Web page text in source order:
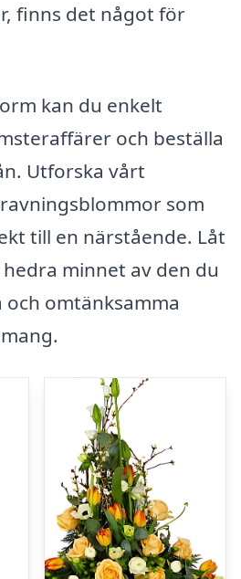
finns det något för
kan du enkelt
och beställa
Utforska vårt
som
till en närstående. Låt
minnet av den du
och omtänksamma